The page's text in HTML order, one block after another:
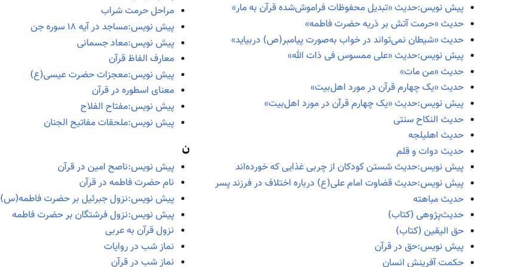
پیش نویس:حدیث «تبدیل محفوظات فراموش‌شده قرآن به مار»
حدیث «حرمت آتش بر ذریه حضرت فاطمه»
حدیث «شیطان نمی‌تواند در خواب به‌صورت پیامبر(ص) دربیاید»
پیش نویس:حدیث «علی ممسوس فی ذات الله»
حدیث «من مات»
حدیث «یک چهارم قرآن در مورد اهل‌بیت»
پیش نویس:حدیث «یک چهارم قرآن در مورد اهل‌بیت»
حدیث النکاح سنتی
حدیث اهلیلجه
حدیث دوات و قلم
پیش نویس:حدیث شستن کودکان از چربی غذایی که خورده‌اند
پیش نویس:حدیث قضاوت امام علی(ع) درباره اختلاف در فرزند پسر
حدیث مباهته
حدیث‌پژوهی (کتاب)
حق الیقین (کتاب)
پیش نویس:حق در قرآن
حکمت آفرینش انسان
مراحل حرمت شراب
پیش نویس:مساجد در آیه ۱۸ سوره جن
پیش نویس:معاد جسمانی
معارف الفاظ قرآن
پیش نویس:معجزات حضرت عیسی(ع)
معنای اسطوره در قرآن
پیش نویس:مفتاح الفلاح
پیش نویس:ملحقات مفاتیح الجنان
ن
پیش نویس:ناصح امین در قرآن
نام حضرت فاطمه در قرآن
پیش نویس:نزول جبرئیل بر حضرت فاطمه(س)
پیش نویس:نزول فرشتگان بر حضرت فاطمه
نزول قرآن به عربی
نماز شب در روایات
نماز شب در قرآن